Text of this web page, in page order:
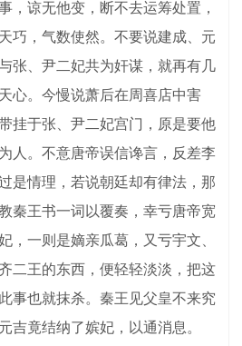
，谅无他变，断不去运筹处置，
巧，气数使然。不要说建成、元
张、尹二妃共为奸谋，就再有几
心。今慢说萧后在周喜店中害
挂于张、尹二妃宫门，原是要他
人。不意唐帝误信谗言，反差李
是情理，若说朝廷却有律法，那
秦王书一词以覆奏，幸亏唐帝宽
，一则是嫡亲瓜葛，又亏宇文、
二王的东西，便轻轻淡淡，把这
事也就抹杀。秦王见父皇不来究
吉竟结纳了嫔妃，以通消息。